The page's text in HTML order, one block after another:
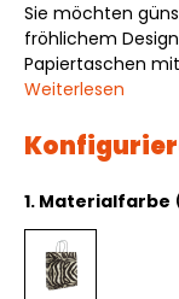
Sie möchten
fröhlichem
Papiertaschen
Modell ist aus
verschiedenen
Kraftpapie…
Weiterlesen
1. Materialfarbe